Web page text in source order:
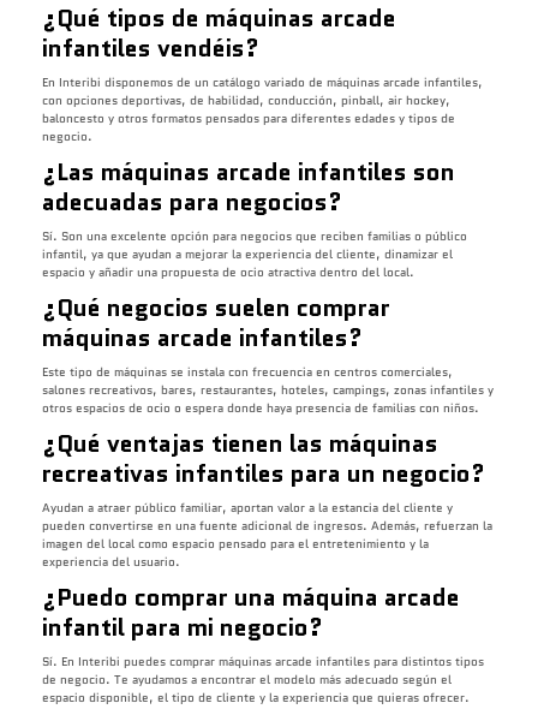
¿Qué tipos de máquinas arcade
infantiles vendéis?
En Interibi disponemos de un catálogo variado de máquinas arcade infantiles,
con opciones deportivas, de habilidad, conducción, pinball, air hockey,
baloncesto y otros formatos pensados para diferentes edades y tipos de
negocio.
¿Las máquinas arcade infantiles son
adecuadas para negocios?
Sí. Son una excelente opción para negocios que reciben familias o público
infantil, ya que ayudan a mejorar la experiencia del cliente, dinamizar el
espacio y añadir una propuesta de ocio atractiva dentro del local.
¿Qué negocios suelen comprar
máquinas arcade infantiles?
Este tipo de máquinas se instala con frecuencia en centros comerciales,
salones recreativos, bares, restaurantes, hoteles, campings, zonas infantiles y
otros espacios de ocio o espera donde haya presencia de familias con niños.
¿Qué ventajas tienen las máquinas
recreativas infantiles para un negocio?
Ayudan a atraer público familiar, aportan valor a la estancia del cliente y
pueden convertirse en una fuente adicional de ingresos. Además, refuerzan la
imagen del local como espacio pensado para el entretenimiento y la
experiencia del usuario.
¿Puedo comprar una máquina arcade
infantil para mi negocio?
Sí. En Interibi puedes comprar máquinas arcade infantiles para distintos tipos
de negocio. Te ayudamos a encontrar el modelo más adecuado según el
espacio disponible, el tipo de cliente y la experiencia que quieras ofrecer.